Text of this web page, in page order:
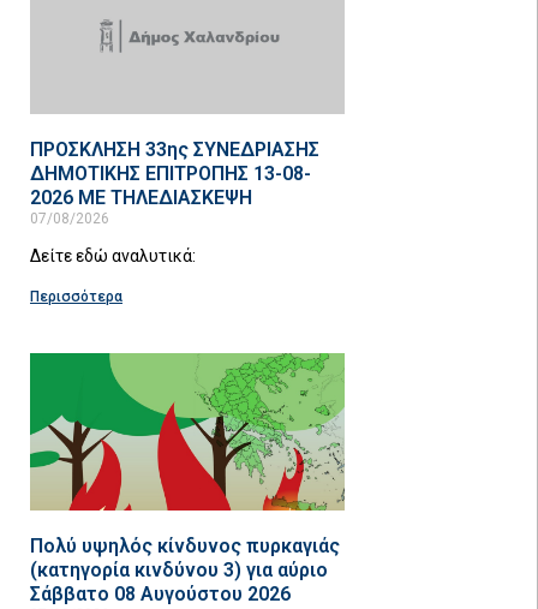
ΠΡΟΣΚΛΗΣΗ 33ης ΣΥΝΕΔΡΙΑΣΗΣ
ΔΗΜΟΤΙΚΗΣ ΕΠΙΤΡΟΠΗΣ 13-08-
2026 ΜΕ ΤΗΛΕΔΙΑΣΚΕΨΗ
07/08/2026
Δείτε εδώ αναλυτικά:
Περισσότερα
Πολύ υψηλός κίνδυνος πυρκαγιάς
(κατηγορία κινδύνου 3) για αύριο
Σάββατο 08 Αυγούστου 2026